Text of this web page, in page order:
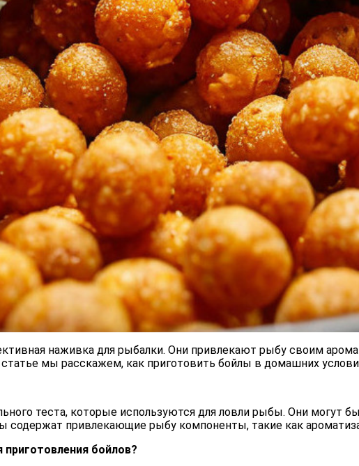
наживка для рыбалки. Они привлекают рыбу своим
мы расскажем, как приготовить бойлы в домашних
теста, которые используются для ловли рыбы. Они
содержат привлекающие рыбу компоненты, такие как
бойлов?